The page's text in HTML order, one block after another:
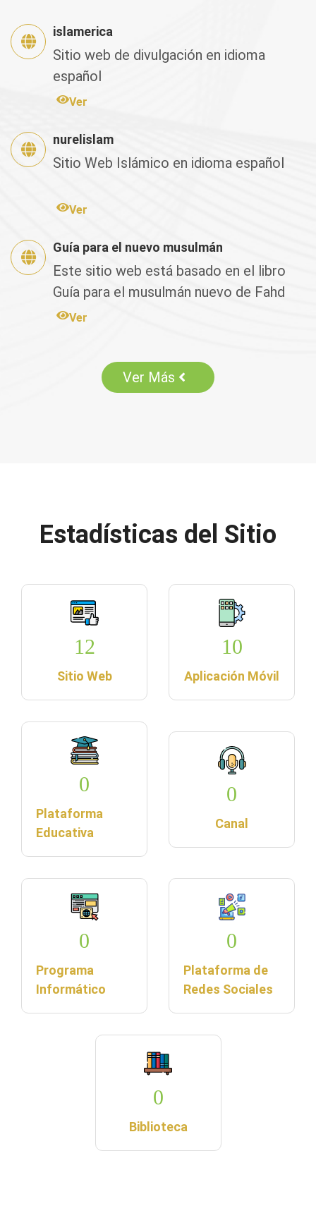
islamerica
Sitio web de divulgación en idioma
español
Ver
nurelislam
Sitio Web Islámico en idioma español
Ver
Guía para el nuevo musulmán
Este sitio web está basado en el libro
Guía para el musulmán nuevo de Fahd
Salem Bahamán, el cual fu...
Ver
Ver Más
Estadísticas del Sitio
12
Sitio Web
10
Aplicación Móvil
0
Plataforma
Educativa
0
Canal
0
Programa
Informático
0
Plataforma de
Redes Sociales
0
Biblioteca